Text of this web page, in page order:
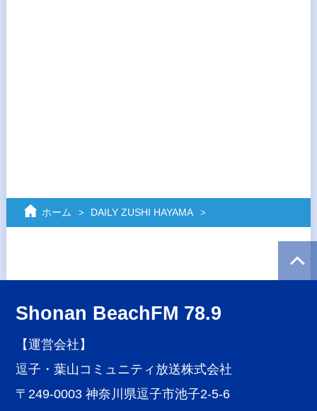
ホーム DAILY ZUSHI HAYAMA
Shonan BeachFM 78.9
【運営会社】
逗子・葉山コミュニティ放送株式会社
〒249-0003 神奈川県逗子市池子2-5-6